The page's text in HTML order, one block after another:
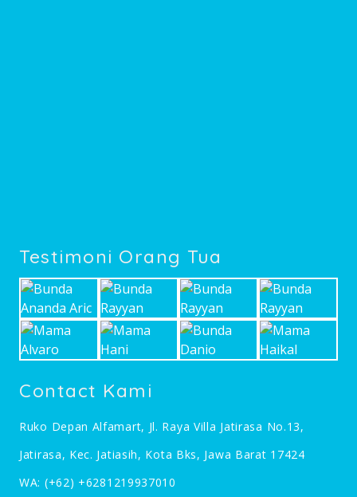
Testimoni Orang Tua
Contact Kami
Ruko Depan Alfamart, Jl. Raya Villa Jatirasa No.13,
Jatirasa, Kec. Jatiasih, Kota Bks, Jawa Barat 17424
WA: (+62) +6281219937010